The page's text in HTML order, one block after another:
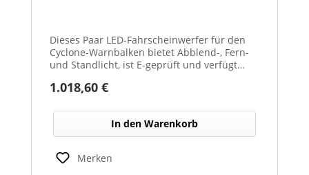
Dieses Paar LED-Fahrscheinwerfer für den
Cyclone-Warnbalken bietet Abblend-, Fern-
und Standlicht, ist E-geprüft und verfügt
Einsatz im Winterdienst.
Regulärer Preis:
1.018,60 €
In den Warenkorb
Merken